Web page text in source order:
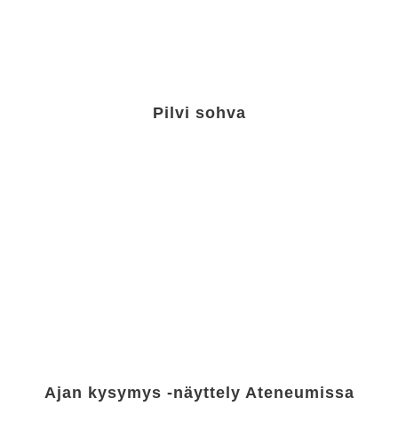
Pilvi sohva
Ajan kysymys -näyttely Ateneumissa